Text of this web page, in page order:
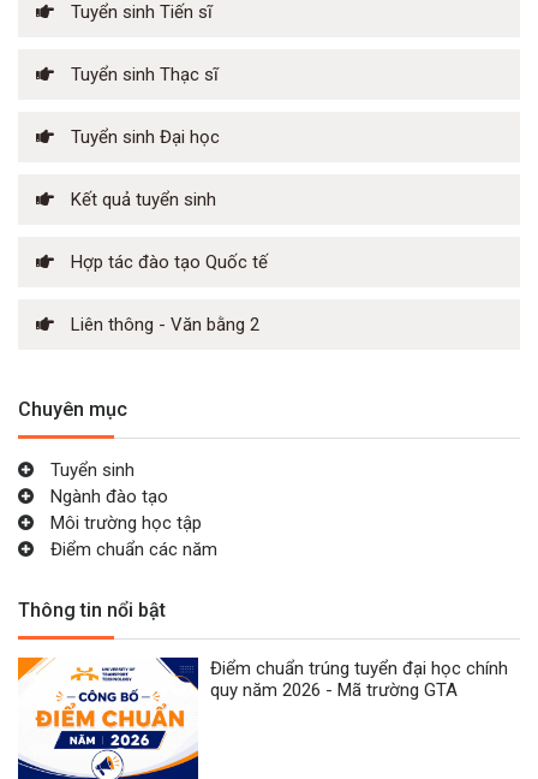
Tuyển sinh Tiến sĩ
Tuyển sinh Thạc sĩ
Tuyển sinh Đại học
Kết quả tuyển sinh
Hợp tác đào tạo Quốc tế
Liên thông - Văn bằng 2
Chuyên mục
Tuyển sinh
Ngành đào tạo
Môi trường học tập
Điểm chuẩn các năm
Thông tin nổi bật
Điểm chuẩn trúng tuyển đại học chính
quy năm 2026 - Mã trường GTA